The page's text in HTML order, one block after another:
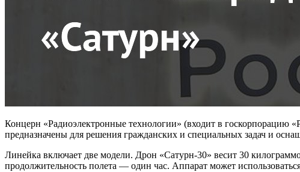
Концерн «Радиоэлектронные технологии» (входит в госкорпорацию
предназначены для решения гражданских и специальных задач и
Линейка включает две модели. Дрон «Сатурн-30» весит 30
продолжительность полета — один час. Аппарат может